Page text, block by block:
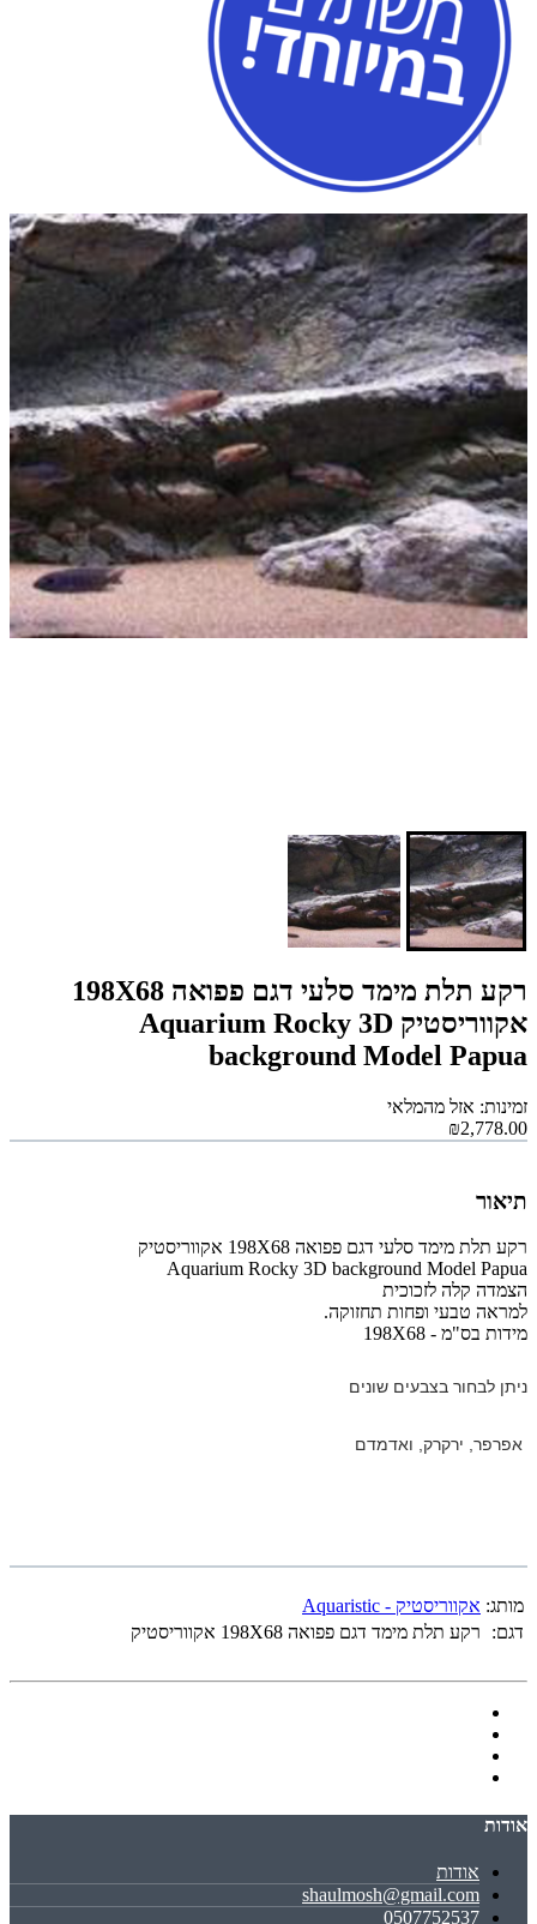
רקע תלת מימד סלעי דגם פפואה 198X68
אקווריסטיק Aquarium Rocky 3D
background Model Papua
זמינות: אזל מהמלאי
₪2,778.00
תיאור
רקע תלת מימד סלעי דגם פפואה 198X68 אקווריסטיק
Aquarium Rocky 3D background Model Papua
הצמדה קלה לזכוכית
למראה טבעי ופחות תחזוקה.
מידות בס"מ - 198X68
ניתן לבחור בצבעים שונים
אפרפר, ירקרק, ואדמדם
מותג: אקווריסטיק - Aquaristic
דגם:
רקע תלת מימד דגם פפואה 198X68 אקווריסטיק
אודות
אודות
shaulmosh@gmail.com
0507752537